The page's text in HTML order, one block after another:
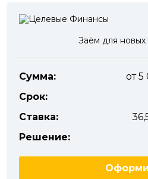
Заём для новых
Сумма:
от
Срок:
Ставка:
Решение: